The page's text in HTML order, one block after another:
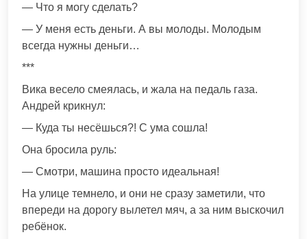
— Что я могу сделать?
— У меня есть деньги. А вы молоды. Молодым
всегда нужны деньги…
***
Вика весело смеялась, и жала на педаль газа.
Андрей крикнул:
— Куда ты несёшься?! С ума сошла!
Она бросила руль:
— Смотри, машина просто идеальная!
На улице темнело, и они не сразу заметили, что
впереди на дорогу вылетел мяч, а за ним выскочил
ребёнок.